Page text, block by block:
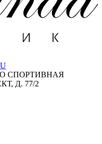
СПОРТИВНАЯ
Д. 77/2